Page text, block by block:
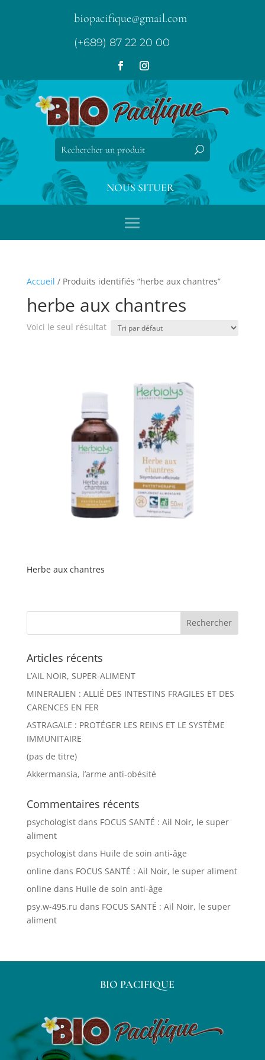
biopacifique@gmail.com
(+689) 87 22 20 00
NOUS SITUER
Accueil / Produits identifiés “herbe aux chantres”
herbe aux chantres
Voici le seul résultat
Herbe aux chantres
Articles récents
L’AIL NOIR, SUPER-ALIMENT
MINERALIEN : ALLIÉ DES INTESTINS FRAGILES ET DES
CARENCES EN FER
ASTRAGALE : PROTÉGER LES REINS ET LE SYSTÈME
IMMUNITAIRE
(pas de titre)
Akkermansia, l’arme anti-obésité
Commentaires récents
psychologistdans FOCUS SANTÉ : Ail Noir, le super
aliment
psychologistdans Huile de soin anti-âge
online dans FOCUS SANTÉ : Ail Noir, le super aliment
online dans Huile de soin anti-âge
psy.w-495.ru dans FOCUS SANTÉ : Ail Noir, le super
aliment
BIO PACIFIQUE